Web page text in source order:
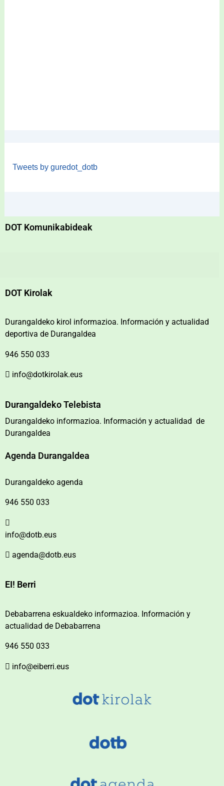
Tweets by guredot_dotb
DOT Komunikabideak
DOT Kirolak
Durangaldeko kirol informazioa. Información y actualidad
deportiva de Durangaldea
946 550 033
info@dotkirolak.eus
Durangaldeko Telebista
Durangaldeko informazioa. Información y actualidad de
Durangaldea
Agenda Durangaldea
Durangaldeko agenda
946 550 033
info@dotb.eus
agenda@dotb.eus
EI! Berri
Debabarrena eskualdeko informazioa. Información y
actualidad de Debabarrena
946 550 033
info@eiberri.eus